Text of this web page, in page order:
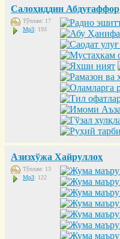
Салоҳиддин Абдуғаффор
Тўплам: 17
Mp3: 193
Азизхўжа Хайруллоҳ
Тўплам: 13
Mp3: 122